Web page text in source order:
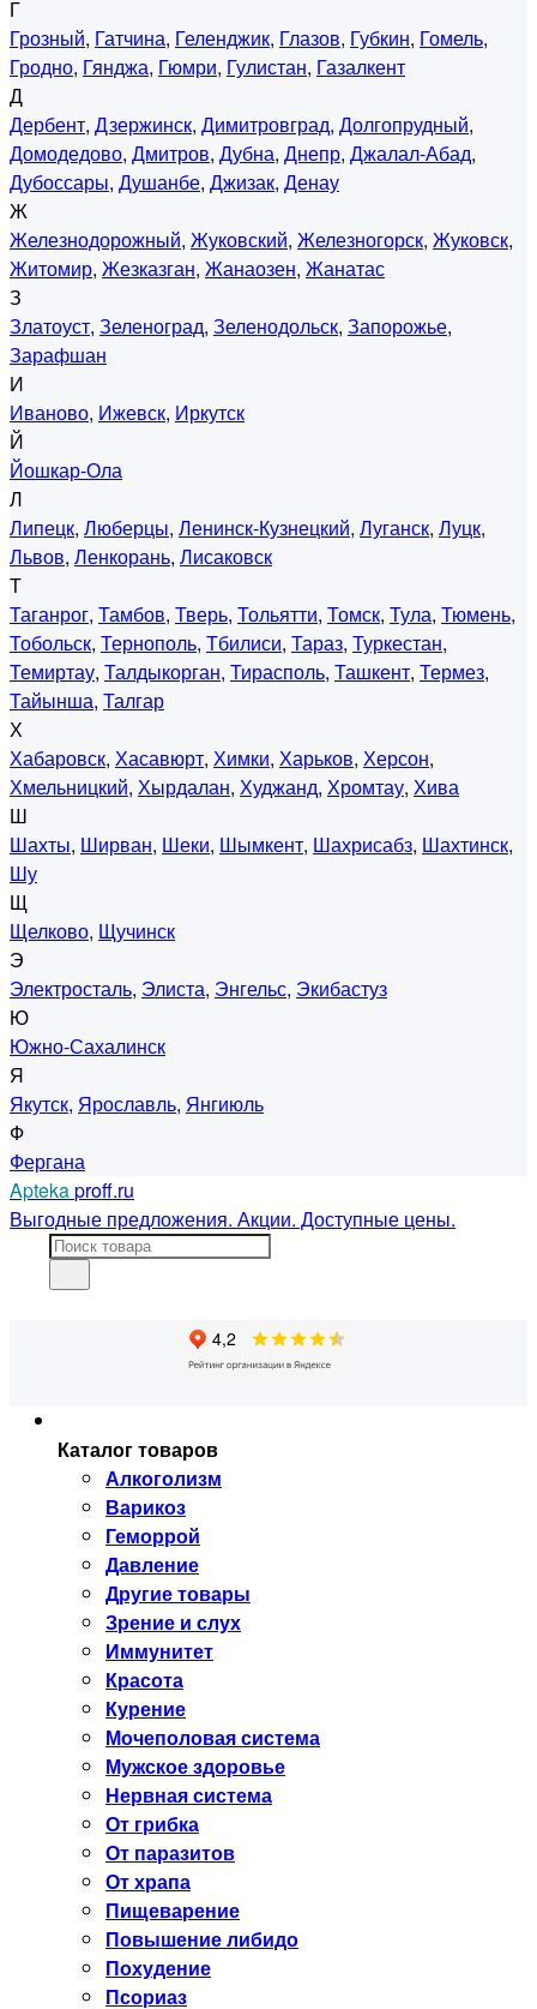
Г
Грозный, Гатчина, Геленджик, Глазов, Губкин, Гомель,
Гродно, Гянджа, Гюмри, Гулистан, Газалкент
Д
Дербент, Дзержинск, Димитровград, Долгопрудный,
Домодедово, Дмитров, Дубна, Днепр, Джалал-Абад,
Дубоссары, Душанбе, Джизак, Денау
Ж
Железнодорожный, Жуковский, Железногорск, Жуковск,
Житомир, Жезказган, Жанаозен, Жанатас
З
Златоуст, Зеленоград, Зеленодольск, Запорожье,
Зарафшан
И
Иваново, Ижевск, Иркутск
Й
Йошкар-Ола
Л
Липецк, Люберцы, Ленинск-Кузнецкий, Луганск, Луцк,
Львов, Ленкорань, Лисаковск
Т
Таганрог, Тамбов, Тверь, Тольятти, Томск, Тула, Тюмень,
Тобольск, Тернополь, Тбилиси, Тараз, Туркестан,
Темиртау, Талдыкорган, Тирасполь, Ташкент, Термез,
Тайынша, Талгар
Х
Хабаровск, Хасавюрт, Химки, Харьков, Херсон,
Хмельницкий, Хырдалан, Худжанд, Хромтау, Хива
Ш
Шахты, Ширван, Шеки, Шымкент, Шахрисабз, Шахтинск,
Шу
Щ
Щелково, Щучинск
Э
Электросталь, Элиста, Энгельс, Экибастуз
Ю
Южно-Сахалинск
Я
Якутск, Ярославль, Янгиюль
Ф
Фергана
Aptekaproff.ru
Выгодные предложения. Акции. Доступные цены.
Каталог товаров
Алкоголизм
Варикоз
Геморрой
Давление
Другие товары
Зрение и слух
Иммунитет
Красота
Курение
Мочеполовая система
Мужское здоровье
Нервная система
От грибка
От паразитов
От храпа
Пищеварение
Повышение либидо
Похудение
Псориаз